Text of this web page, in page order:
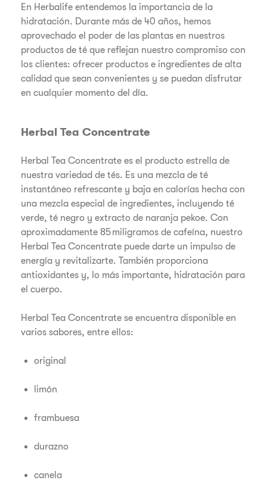
En Herbalife entendemos la importancia de la
hidratación. Durante más de 40 años, hemos
aprovechado el poder de las plantas en nuestros
productos de té que reflejan nuestro compromiso con
los clientes: ofrecer productos e ingredientes de alta
calidad que sean convenientes y se puedan disfrutar
en cualquier momento del día.
Herbal Tea Concentrate
Herbal Tea Concentrate es el producto estrella de
nuestra variedad de tés. Es una mezcla de té
instantáneo refrescante y baja en calorías hecha con
una mezcla especial de ingredientes, incluyendo té
verde, té negro y extracto de naranja pekoe. Con
aproximadamente 85 miligramos de cafeína, nuestro
Herbal Tea Concentrate puede darte un impulso de
energía y revitalizarte. También proporciona
antioxidantes y, lo más importante, hidratación para
el cuerpo.
Herbal Tea Concentrate se encuentra disponible en
varios sabores, entre ellos:
original
limón
frambuesa
durazno
canela